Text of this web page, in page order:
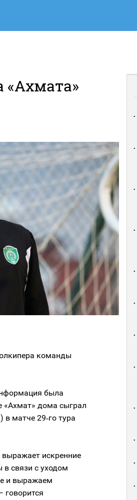
«Ахмата»
команды
была
«Ахмат» дома сыграл
матче 29‑го тура
искренние
связи с уходом
и выражаем
говорится